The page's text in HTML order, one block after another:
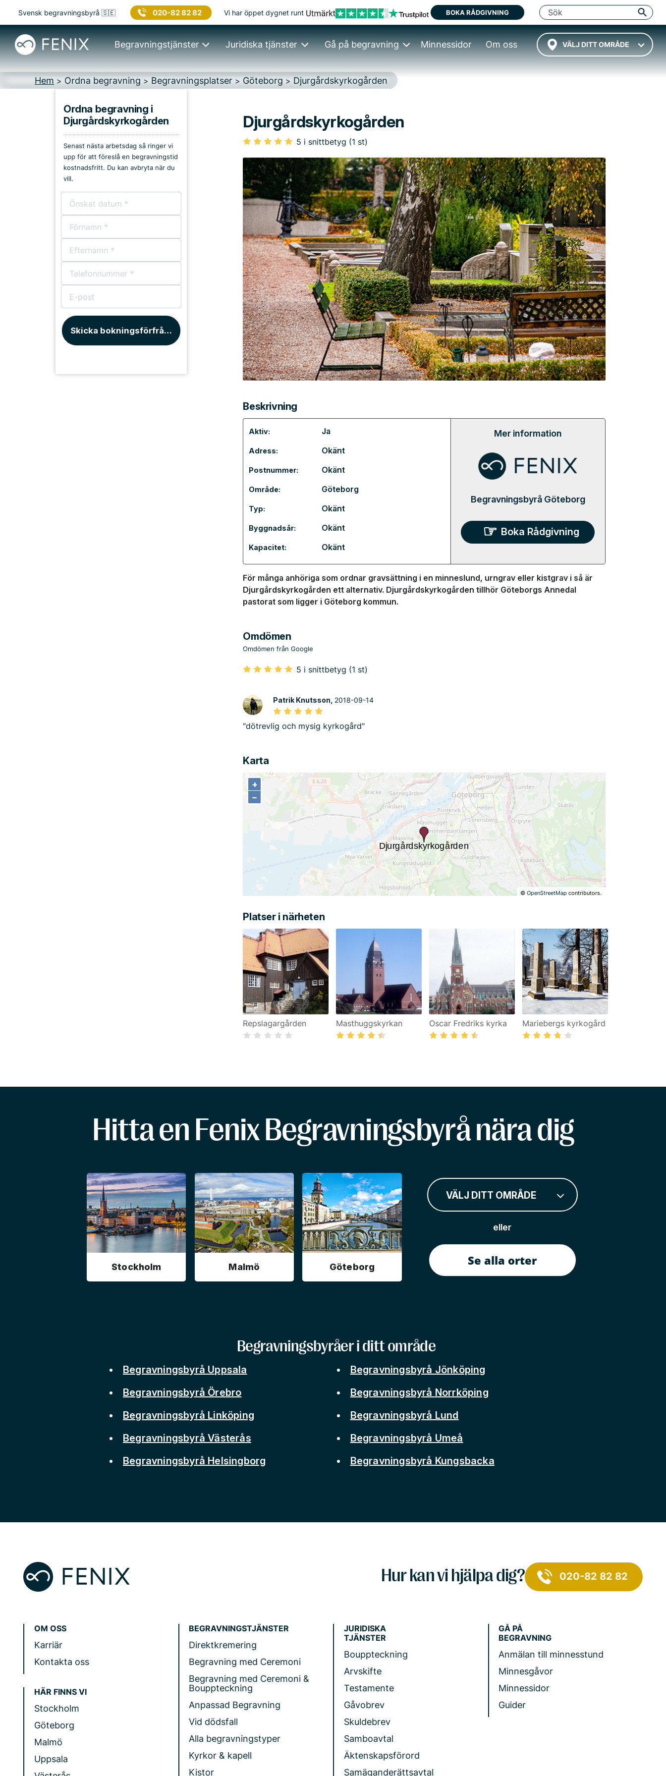
Svensk begravningsbyrå 🇸🇪 020-82 82 82 Vi har öppet dygnet runt BOKA RÅDGIVNING
VÄLJ DITT OMRÅDE
Begravningstjänster Juridiska tjänster Gå på begravning Minnessidor Om oss
Hem > Ordna begravning > Begravningsplatser > Göteborg > Djurgårdskyrkogården
Kyrkor & kapell
Begravningsplatser
Församlingshem
Bårhus
Ordna begravning i
Djurgårdskyrkogården
Senast nästa arbetsdag så ringer vi
upp för att föreslå en begravningstid
kostnadsfritt. Du kan avbryta när du
vill.
Skicka bokningsförfrågan
Djurgårdskyrkogården
5 i snittbetyg (1 st)
Beskrivning
Aktiv: Ja
Adress: Okänt
Postnummer: Okänt
Område: Göteborg
Typ: Okänt
Byggnadsår: Okänt
Kapacitet: Okänt
Mer information
Begravningsbyrå Göteborg
Boka Rådgivning
För många anhöriga som ordnar gravsättning i en minneslund, urngrav eller kistgrav i så är
Djurgårdskyrkogården ett alternativ. Djurgårdskyrkogården tillhör Göteborgs Annedal
pastorat som ligger i Göteborg kommun.
Omdömen
Omdömen från Google
5 i snittbetyg (1 st)
Patrik Knutsson, 2018-09-14
"dötrevlig och mysig kyrkogård"
Karta
+
−
©OpenStreetMap contributors.
+
−
Platser i närheten
Repslagargården Masthuggskyrkan Oscar Fredriks kyrka Mariebergs kyrkogård
Hitta en Fenix Begravningsbyrå nära dig
Stockholm Malmö Göteborg
VÄLJ DITT OMRÅDE
eller
Se alla orter
Begravningsbyråer i ditt område
Begravningsbyrå Uppsala
Begravningsbyrå Örebro
Begravningsbyrå Linköping
Begravningsbyrå Västerås
Begravningsbyrå Helsingborg
Begravningsbyrå Jönköping
Begravningsbyrå Norrköping
Begravningsbyrå Lund
Begravningsbyrå Umeå
Begravningsbyrå Kungsbacka
Hur kan vi hjälpa dig? 020-82 82 82
OM OSS
Karriär
Kontakta oss
HÄR FINNS VI
Stockholm
Göteborg
Malmö
Uppsala
BEGRAVNINGSTJÄNSTER
Direktkremering
Begravning med Ceremoni
Begravning med Ceremoni &
Bouppteckning
Anpassad Begravning
Vid dödsfall
Alla begravningstyper
Kyrkor & kapell
Kistor
JURIDISKA
TJÄNSTER
Bouppteckning
Arvskifte
Testamente
Gåvobrev
Skuldebrev
Samboavtal
Äktenskapsförord
Samäganderättsavtal
GÅ PÅ
BEGRAVNING
Anmälan till minnesstund
Minnesgåvor
Minnessidor
Guider